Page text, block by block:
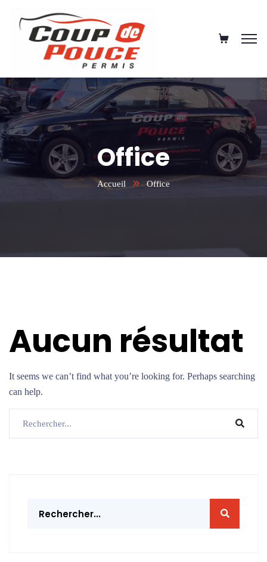
Office
Accueil Office
Aucun résultat
It seems we can’t find what you’re looking for. Perhaps searching
can help.